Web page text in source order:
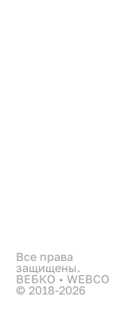
Все права
защищены.
ВЕБКО • WEBCO
© 2018-2026